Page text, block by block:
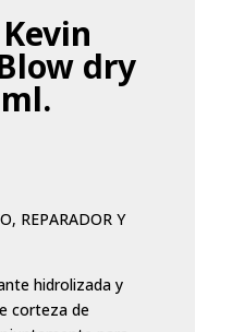
dry
REPARADOR Y
hidrolizada y
corteza de